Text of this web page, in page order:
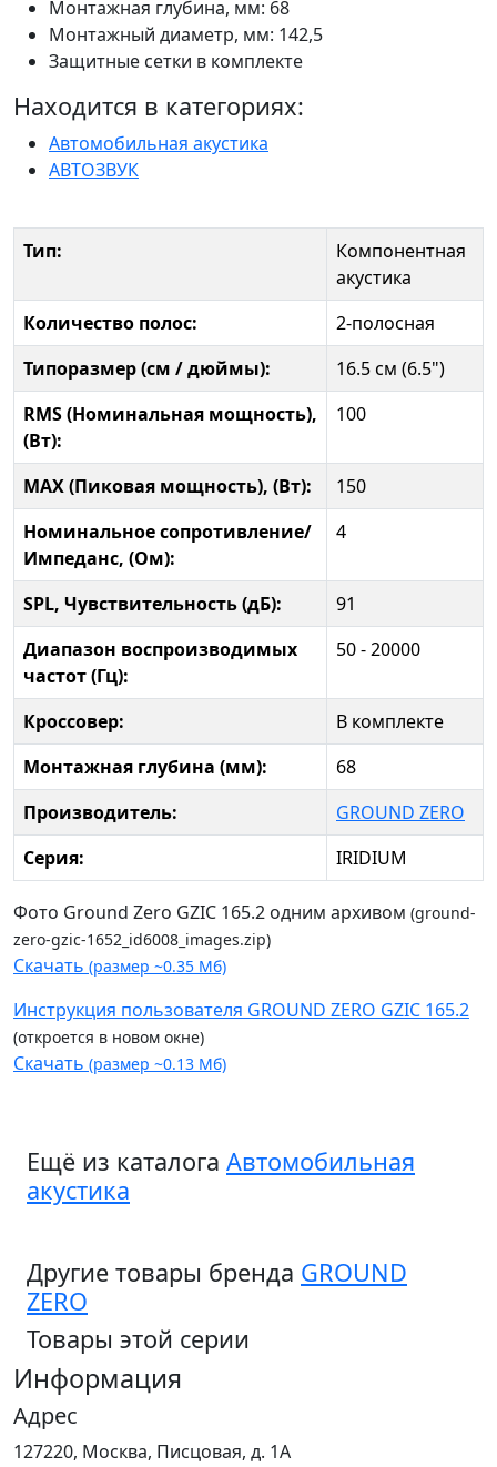
Монтажная глубина, мм: 68
Монтажный диаметр, мм: 142,5
Защитные сетки в комплекте
Находится в категориях:
Автомобильная акустика
АВТОЗВУК
Тип:
Компонентная
акустика
Количество полос:
2-полосная
Типоразмер (см / дюймы):
16.5 см (6.5")
RMS (Номинальная мощность),
(Вт):
100
MAX (Пиковая мощность), (Вт):
150
Номинальное сопротивление/
Импеданс, (Ом):
4
SPL, Чувствительность (дБ):
91
Диапазон воспроизводимых
частот (Гц):
50 - 20000
Кроссовер:
В комплекте
Монтажная глубина (мм):
68
Производитель:
GROUND ZERO
Серия:
IRIDIUM
Фото Ground Zero GZIC 165.2 одним архивом (ground-
zero-gzic-1652_id6008_images.zip)
Скачать (размер ~0.35 Мб)
Инструкция пользователя GROUND ZERO GZIC 165.2
(откроется в новом окне)
Скачать (размер ~0.13 Мб)
Ещё из каталога Автомобильная
акустика
Другие товары бренда GROUND
ZERO
Товары этой серии
Информация
Адрес
127220, Москва, Писцовая, д. 1А